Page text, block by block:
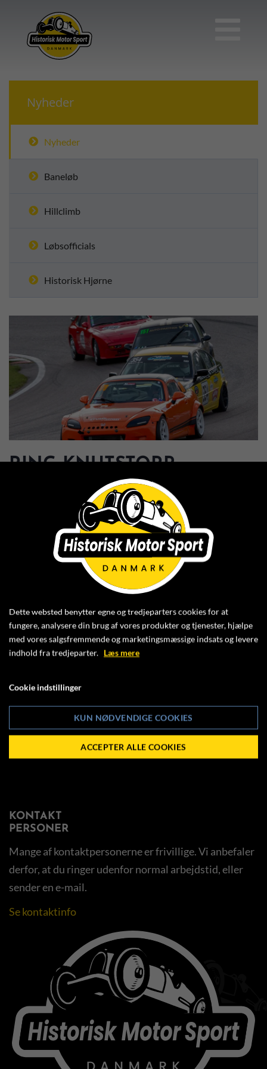
Nyheder
Nyheder
Baneløb
Hillclimb
Løbsofficials
Historisk Hjørne
RING KNUTSTORP
Foto: Ørgaard Foto
SÆSONENS SIDSTE AFDELING AF DM
BANELØB FOR ALLE HISTORISKE
KLASSER AFVIKLES
LØRDAG DEN 28. SEPTEMBER - SØNDAG
DEN 29. SEPTEMBER 2024 PÅ RING
KNUTSTORP.
Der er åben for tilmelding.
HISTORISK WEEKEND RING KNUTSTORP
KONTAKT
PERSONER
Mange af kontaktpersonerne er frivillige. Vi anbefaler
derfor, at du ringer udenfor normal arbejdstid, eller
sender en e-mail.
Se kontaktinfo
Dette websted benytter egne og tredjeparters cookies for at
fungere, analysere din brug af vores produkter og tjenester, hjælpe
med vores salgsfremmende og marketingsmæssige indsats og levere
indhold fra tredjeparter. Læs mere
Cookie indstillinger
KUN NØDVENDIGE COOKIES
ACCEPTER ALLE COOKIES